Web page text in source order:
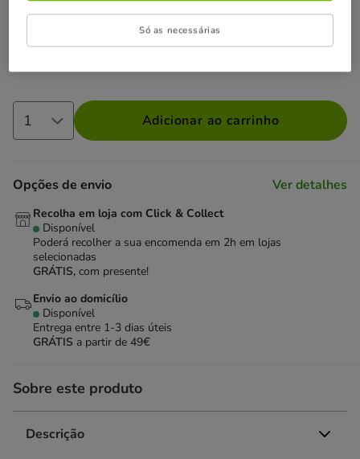
Não perca esta promoção
Entrega Grátis Direto na compra de referências para gato
Adicionar ao carrinho
Opções de envio Ver detalhes
Recolha em loja com Click & Collect
Disponível
Poderá recolher a sua encomenda em 2h em lojas
selecionadas
GRÁTIS, com presente!
Envio ao domicílio
Disponível
Entrega entre 1-3 dias úteis
GRÁTIS a partir de 49€
Sobre este produto
Descrição
Só as necessárias